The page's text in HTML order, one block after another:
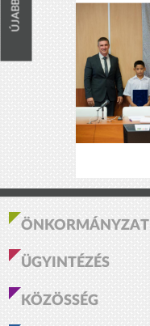
ÖNKORMÁNYZAT
ÜGYINTÉZÉS
KÖZÖSSÉG